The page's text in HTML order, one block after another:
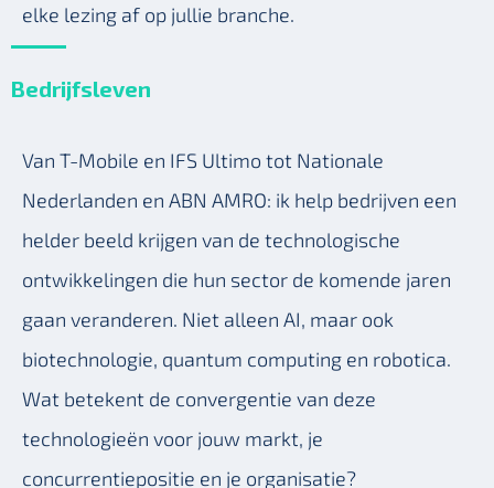
elke lezing af op jullie branche.
Bedrijfsleven
Van T-Mobile en IFS Ultimo tot Nationale
Nederlanden en ABN AMRO: ik help bedrijven een
helder beeld krijgen van de technologische
ontwikkelingen die hun sector de komende jaren
gaan veranderen. Niet alleen AI, maar ook
biotechnologie, quantum computing en robotica.
Wat betekent de convergentie van deze
technologieën voor jouw markt, je
concurrentiepositie en je organisatie?